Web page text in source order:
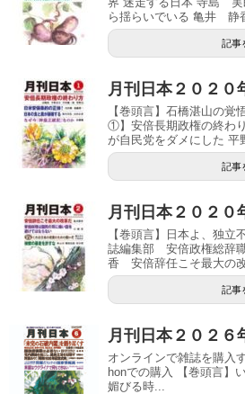
ら揺らいでいる 亀井 静
記事
月刊日本２０２０
【巻頭言】石橋湛山の覚
①】安倍長期政権の終
が自民党をダメにした 平
記事
月刊日本２０２０
【巻頭言】日本よ、独立
誌編集部 安倍政権総辞
香 安倍辞任こそ最大の改
記事
月刊日本２０２６
オンラインで雑誌を購入
honでの購入 【巻頭言】
媚びる時...